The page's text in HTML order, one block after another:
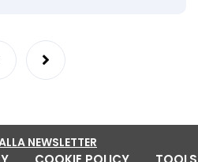
NEWSLETTER